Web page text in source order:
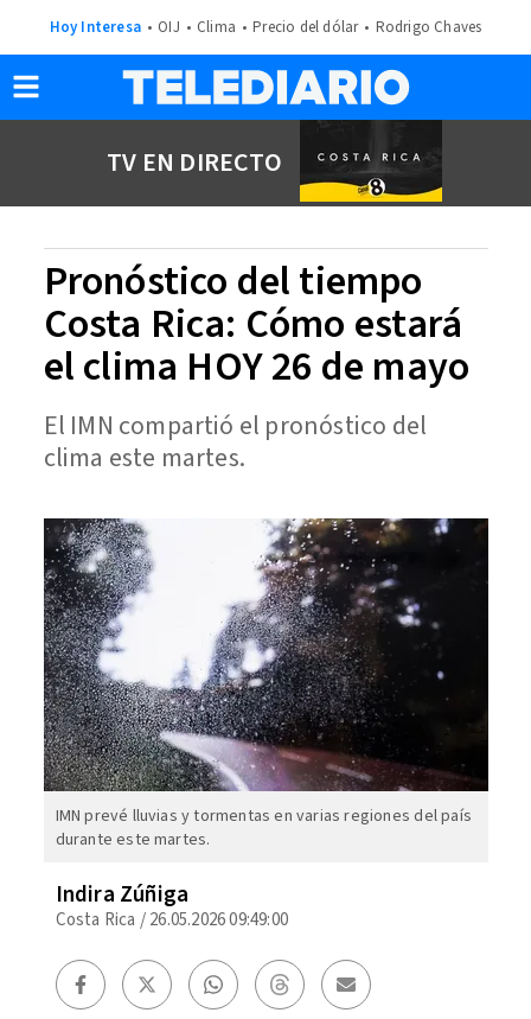
Hoy Interesa OIJ Clima Precio del dólar Rodrigo Chaves
TV EN DIRECTO
Pronóstico del tiempo
Costa Rica: Cómo estará
el clima HOY 26 de mayo
El IMN compartió el pronóstico del
clima este martes.
IMN prevé lluvias y tormentas en varias regiones del país
durante este martes.
Indira Zúñiga
Costa Rica /26.05.2026 09:49:00